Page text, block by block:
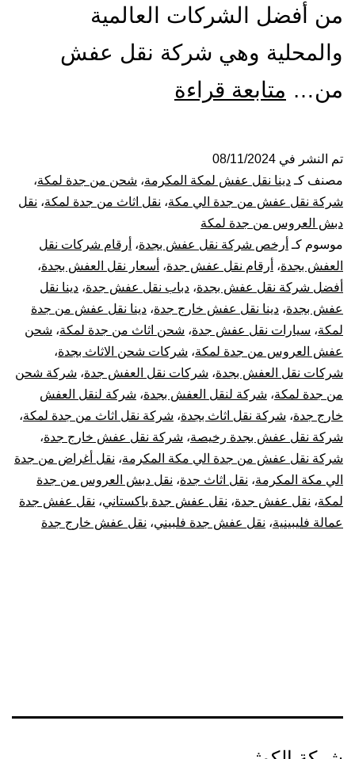
من أفضل الشركات العالمية
والمحلية وهي شركة نقل عفش
من… متابعة قراءة
من
جدة
الي
مكة
تم النشر في 08/11/2024
مصنف كـ دينا نقل عفش لمكة المكرمة، شحن من جدة لمكة،
شركة نقل عفش من جدة الي مكة، نقل اثاث من جدة لمكة، نقل
دبش العروس من جدة لمكة
موسوم كـ أرخص شركة نقل عفش بجدة، أرقام شركات نقل
العفش بجدة، أرقام نقل عفش جدة، أسعار نقل العفش بجدة،
أفضل شركة نقل عفش بجدة، دباب نقل عفش جدة، دينا نقل
عفش بجدة، دينا نقل عفش خارج جدة، دينا نقل عفش من جدة
لمكة، سيارات نقل عفش جدة، شحن اثاث من جدة لمكة، شحن
عفش العروس من جدة لمكة، شركات شحن الاثاث بجدة،
شركات نقل العفش بجدة، شركات نقل العفش جدة، شركة شحن
من جدة لمكة، شركة لنقل العفش بجدة، شركة لنقل العفش
خارج جدة، شركة نقل اثاث بجدة، شركة نقل اثاث من جدة لمكة،
شركة نقل عفش بجدة رخيصة، شركة نقل عفش خارج جدة،
شركة نقل عفش من جدة الي مكة المكرمة، نقل أغراض من جدة
الي مكة المكرمة، نقل اثاث جدة، نقل دبش العروس من جدة
لمكة، نقل عفش جدة، نقل عفش جدة باكستاني، نقل عفش جدة
عمالة فليبينية، نقل عفش جدة فلبيني، نقل عفش خارج جدة